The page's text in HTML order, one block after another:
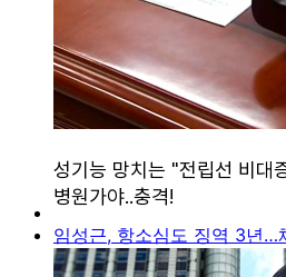
임성근, 항소심도 징역 3년…